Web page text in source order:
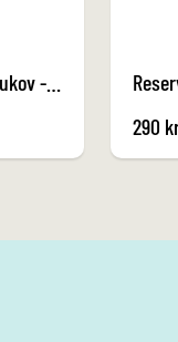
Reservdel - Alukov - Hörn Höger 10 Antracit
290